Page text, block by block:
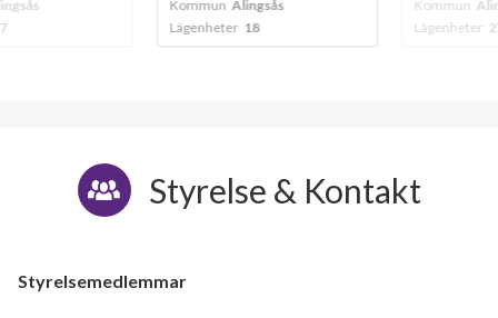
Kommun Alingsås
Lägenheter 18
Kommun
Lägenheter 27
Styrelse & Kontakt
Styrelsemedlemmar